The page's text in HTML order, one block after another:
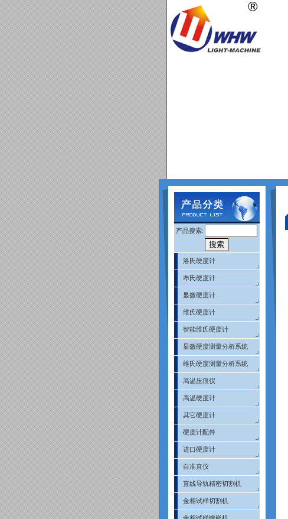
产品搜索:
洛氏硬度计
布氏硬度计
显微硬度计
维氏硬度计
智能维氏硬度计
显微硬度测量分析系统
维氏硬度测量分析系统
高温压痕仪
高温硬度计
其它硬度计
硬度计配件
进口硬度计
自准直仪
直线导轨精密切割机
金相试样切割机